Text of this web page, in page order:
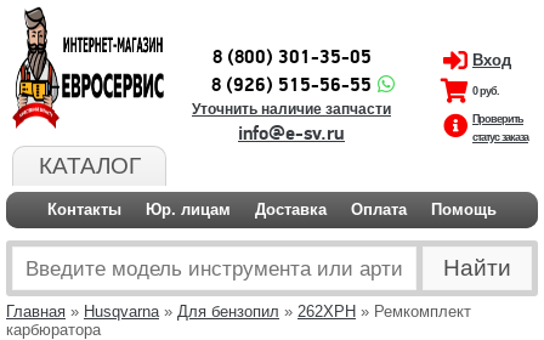
КАТАЛОГ
8 (800) 301-35-05
8 (926) 515-56-55
Уточнить наличие запчасти
info@e-sv.ru
Вход
0 руб.
Проверить
статус заказа
Контакты Юр. лицам Доставка Оплата Помощь
Главная » Husqvarna» Для бензопил » 262XPH » Ремкомплект
карбюратора